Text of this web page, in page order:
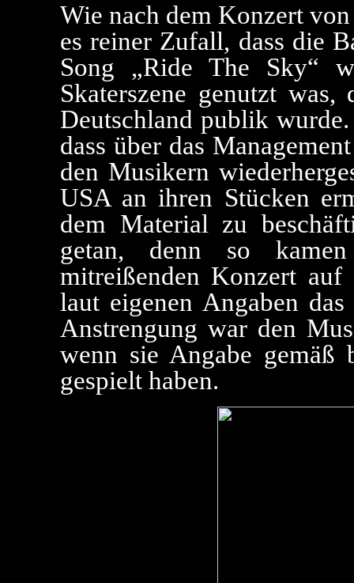
Wie nach dem Konzert
es reiner Zufall, dass die
Song „Ride The Sky“
Skaterszene genutzt
Deutschland publik
dass über das
den Musikern
USA an ihren Stücken
dem Material zu
getan, denn so
mitreißenden Konzert
laut eigenen Angaben
Anstrengung war den
wenn sie Angabe
gespielt haben.